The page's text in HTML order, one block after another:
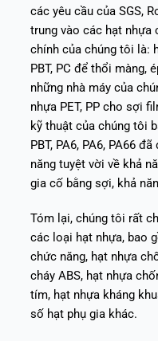
các yêu cầu của SGS,
trung vào các hạt nhựa
chính của chúng tôi là:
PBT, PC để thổi màng,
những nhà máy của
nhựa PET, PP cho sợi
kỹ thuật của chúng tôi
PBT, PA6, PA6, PA66
năng tuyệt vời về khả
gia cố bằng sợi, khả
Tóm lại, chúng tôi rất
các loại hạt nhựa, bao
chức năng, hạt nhựa
cháy ABS, hạt nhựa
tím, hạt nhựa kháng
số hạt phụ gia khác.